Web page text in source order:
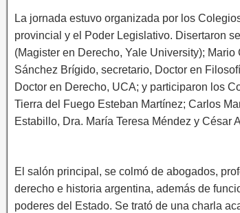
La jornada estuvo organizada por los
provincial y el Poder Legislativo. Disertaron
(Magister en Derecho, Yale University);
Sánchez Brígido, secretario, Doctor en
Doctor en Derecho, UCA; y participaron los
Tierra del Fuego Esteban Martínez; Carlos
Estabillo, Dra. María Teresa Méndez y César
El salón principal, se colmó de abogados,
derecho e historia argentina, además de
poderes del Estado. Se trató de una charla